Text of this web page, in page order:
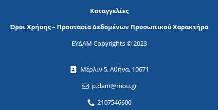
Καταγγελίες
Όροι Χρήσης– Προστασία Δεδομένων Προσωπικού Χαρακτήρα
ΕΥΔΑΜ Copyrights © 2023
Μέρλιν 5, Αθήνα, 10671
p.dam@mou.gr
2107546600